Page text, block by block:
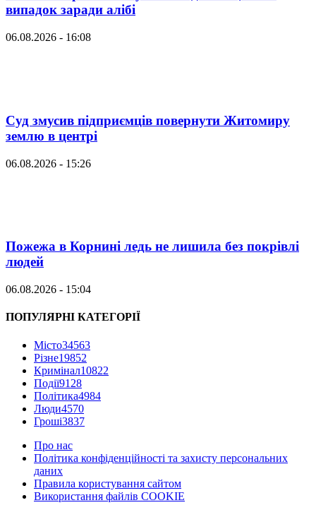
випадок заради алібі
06.08.2026 - 16:08
Суд змусив підприємців повернути Житомиру
землю в центрі
06.08.2026 - 15:26
Пожежа в Корнині ледь не лишила без покрівлі
людей
06.08.2026 - 15:04
ПОПУЛЯРНІ КАТЕГОРІЇ
Місто34563
Різне19852
Кримінал10822
Події9128
Політика4984
Люди4570
Гроші3837
Про нас
Політика конфіденційності та захисту персональних
даних
Правила користування сайтом
Використання файлів COOKIE